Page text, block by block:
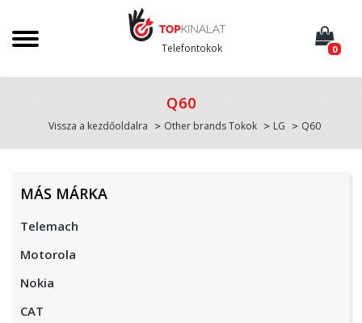
Telefontokok 0
Q60
Vissza a kezdőoldalra Other brands Tokok LG Q60
MÁS MÁRKA
Telemach
Motorola
Nokia
CAT